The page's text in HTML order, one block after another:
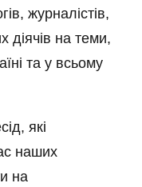
журналістів,
діячів на теми,
та у всьому
які
наших
на